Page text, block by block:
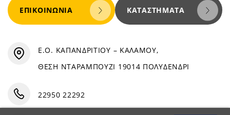
ΕΠΙΚΟΙΝΩΝΊΑ ΚΑΤΑΣΤΉΜΑΤΑ
Ε.Ο. ΚΑΠΑΝΔΡΙΤΙΟΥ – ΚΑΛΑΜΟΥ,
ΘΕΣΗ ΝΤΑΡΑΜΠΟΥΖΙ 19014 ΠΟΛΥΔΕΝΔΡΙ
22950 22292